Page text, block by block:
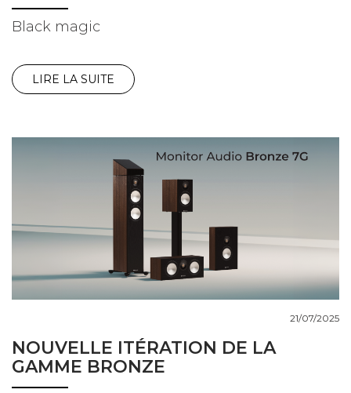
Black magic
LIRE LA SUITE
NOUVELLE ITÉRATION DE LA
GAMME BRONZE
21/07/2025